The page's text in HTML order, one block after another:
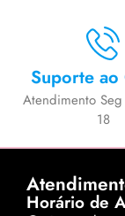
Suporte ao
Atendimento
18
Horário de